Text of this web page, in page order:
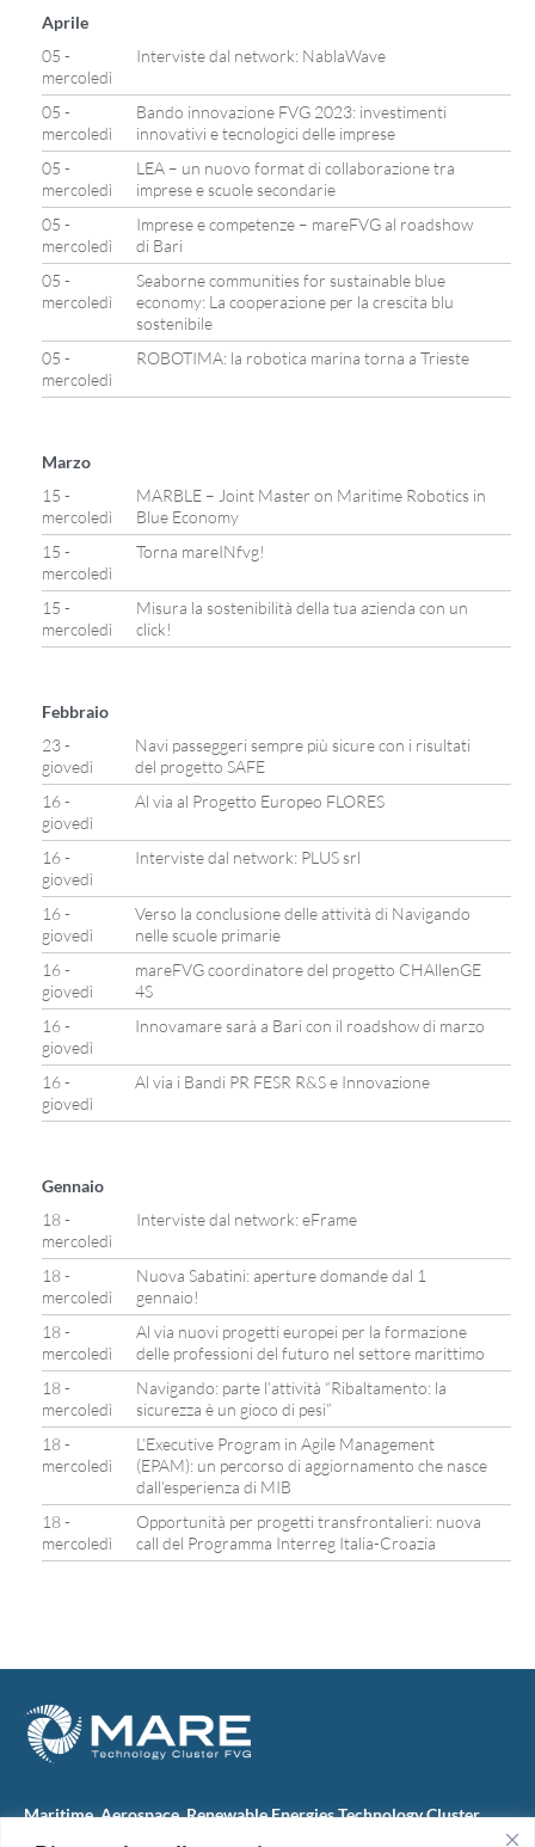
Aprile
05 -
mercoledì
Interviste dal network: NablaWave
05 -
mercoledì
Bando innovazione FVG 2023: investimenti
innovativi e tecnologici delle imprese
05 -
mercoledì
LEA – un nuovo format di collaborazione tra
imprese e scuole secondarie
05 -
mercoledì
Imprese e competenze – mareFVG al roadshow
di Bari
05 -
mercoledì
Seaborne communities for sustainable blue
economy: La cooperazione per la crescita blu
sostenibile
05 -
mercoledì
ROBOTIMA: la robotica marina torna a Trieste
Marzo
15 -
mercoledì
MARBLE – Joint Master on Maritime Robotics in
Blue Economy
15 -
mercoledì
Torna mareINfvg!
15 -
mercoledì
Misura la sostenibilità della tua azienda con un
click!
Febbraio
23 -
giovedì
Navi passeggeri sempre più sicure con i risultati
del progetto SAFE
16 -
giovedì
Al via al Progetto Europeo FLORES
16 -
giovedì
Interviste dal network: PLUS srl
16 -
giovedì
Verso la conclusione delle attività di Navigando
nelle scuole primarie
16 -
giovedì
mareFVG coordinatore del progetto CHAllenGE
4S
16 -
giovedì
Innovamare sarà a Bari con il roadshow di marzo
16 -
giovedì
Al via i Bandi PR FESR R&S e Innovazione
Gennaio
18 -
mercoledì
Interviste dal network: eFrame
18 -
mercoledì
Nuova Sabatini: aperture domande dal 1
gennaio!
18 -
mercoledì
Al via nuovi progetti europei per la formazione
delle professioni del futuro nel settore marittimo
18 -
mercoledì
Navigando: parte l’attività “Ribaltamento: la
sicurezza è un gioco di pesi”
18 -
mercoledì
L’Executive Program in Agile Management
(EPAM): un percorso di aggiornamento che nasce
dall’esperienza di MIB
18 -
mercoledì
Opportunità per progetti transfrontalieri: nuova
call del Programma Interreg Italia-Croazia
Maritime, Aerospace, Renewable Energies Technology Cluster